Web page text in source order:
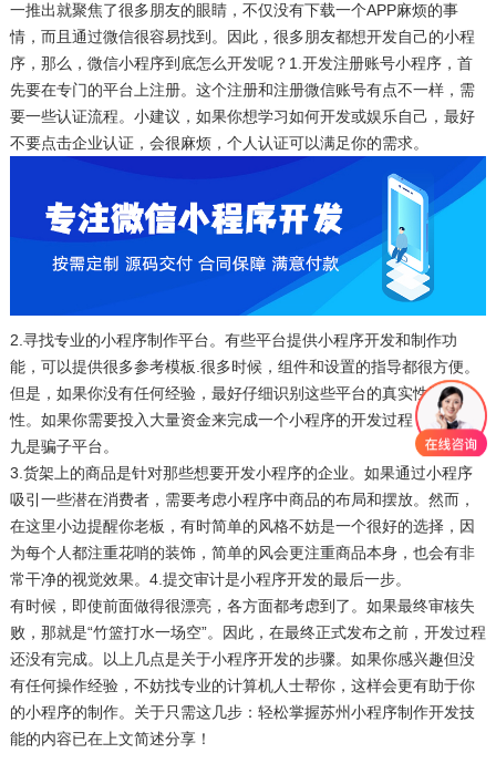
一推出就聚焦了很多朋友的眼睛，不仅没有下载一个APP麻烦的事
情，而且通过微信很容易找到。因此，很多朋友都想开发自己的小程
序，那么，微信小程序到底怎么开发呢？1.开发注册账号小程序，首
先要在专门的平台上注册。这个注册和注册微信账号有点不一样，需
要一些认证流程。小建议，如果你想学习如何开发或娱乐自己，最好
不要点击企业认证，会很麻烦，个人认证可以满足你的需求。
2.寻找专业的小程序制作平台。有些平台提供小程序开发和制作功
能，可以提供很多参考模板.很多时候，组件和设置的指导都很方便。
但是，如果你没有任何经验，最好仔细识别这些平台的真实性和可靠
性。如果你需要投入大量资金来完成一个小程序的开发过程，十有八
九是骗子平台。
3.货架上的商品是针对那些想要开发小程序的企业。如果通过小程序
吸引一些潜在消费者，需要考虑小程序中商品的布局和摆放。然而，
在这里小边提醒你老板，有时简单的风格不妨是一个很好的选择，因
为每个人都注重花哨的装饰，简单的风会更注重商品本身，也会有非
常干净的视觉效果。4.提交审计是小程序开发的最后一步。
有时候，即使前面做得很漂亮，各方面都考虑到了。如果最终审核失
败，那就是“竹篮打水一场空”。因此，在最终正式发布之前，开发过程
还没有完成。以上几点是关于小程序开发的步骤。如果你感兴趣但没
有任何操作经验，不妨找专业的计算机人士帮你，这样会更有助于你
的小程序的制作。关于只需这几步：轻松掌握苏州小程序制作开发技
能的内容已在上文简述分享！